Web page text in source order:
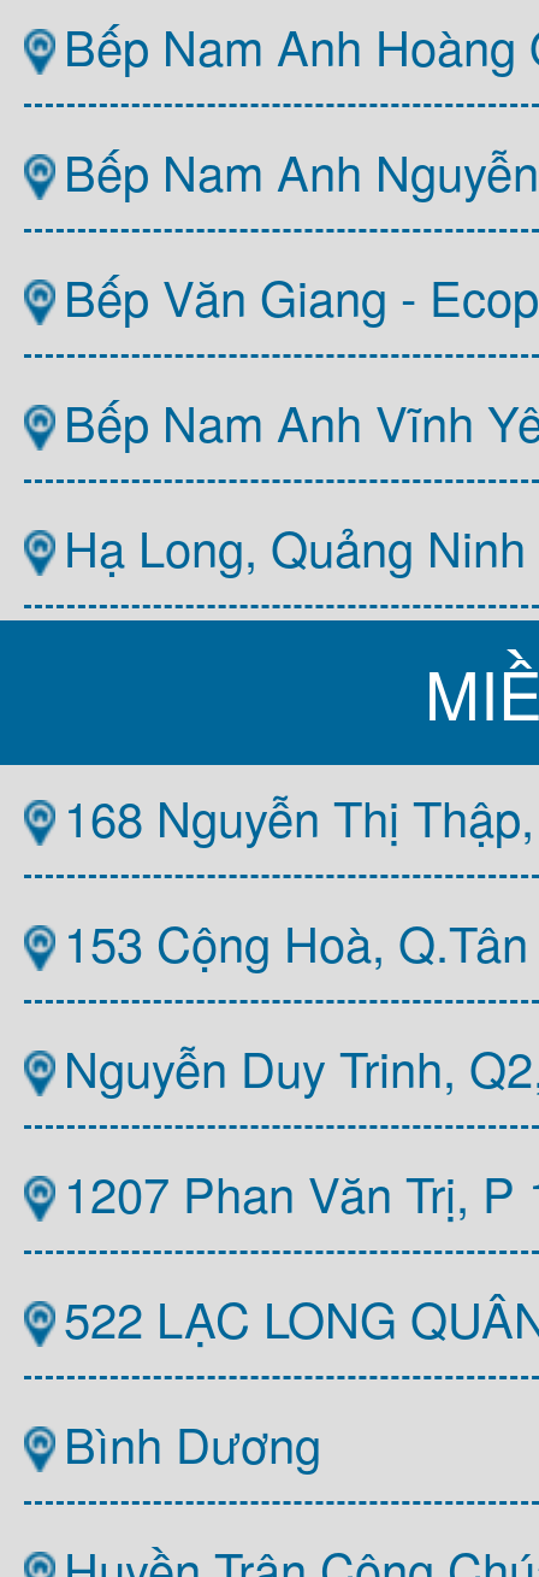
Bếp Nam Anh
Bếp Nam Anh
Bếp Văn Giang -
Bếp Nam Anh Vĩnh
Hạ Long, Quảng Ninh
168 Nguyễn Thị
153 Cộng Hoà,
Nguyễn Duy Trinh,
1207 Phan Văn Trị,
522 LẠC LONG
Bình Dương